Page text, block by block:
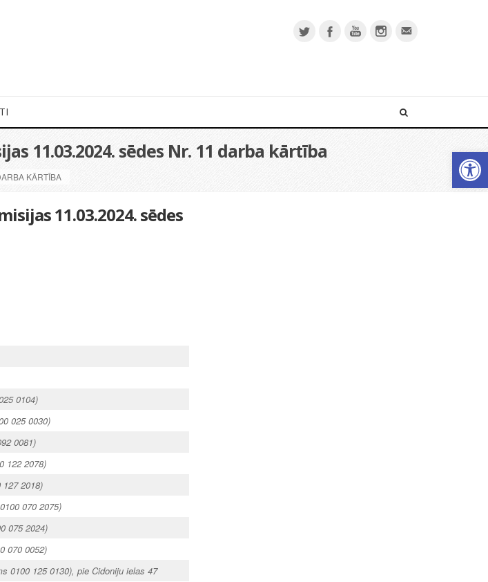
11.03.2024. sēdes Nr. 11 darba kārtība
KĀRTĪBA
11.03.2024. sēdes
0104)
025 0030)
0081)
122 2078)
2018)
070 2075)
075 2024)
070 0052)
0100 125 0130), pie Cidoniju ielas 47